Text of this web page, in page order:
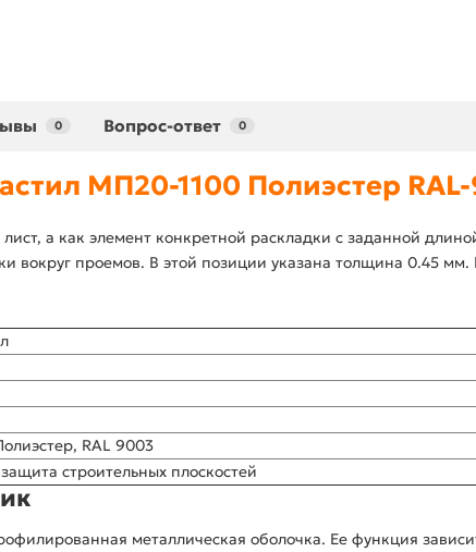
0 Вопрос-ответ 0
МП20-1100 Полиэстер
а как элемент конкретной раскладки с заданной
вокруг проемов. В этой позиции указана толщина 0.45
RAL 9003
строительных плоскостей
металлическая оболочка. Ее функция